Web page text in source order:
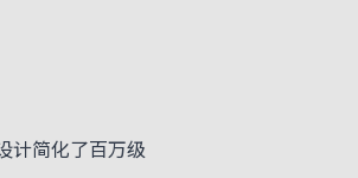
简化了百万级